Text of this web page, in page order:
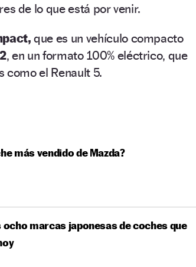
de lo que está por venir.
que es un vehículo compacto
, en un formato 100% eléctrico, que
el Renault 5.
más vendido de Mazda?
marcas japonesas de coches que